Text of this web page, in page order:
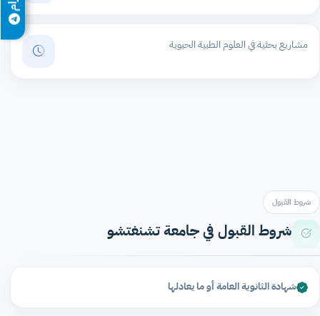
مشاريع بحثية في العلوم الطبية الحيوية
شروط القبول
شروط القبول في جامعة تشنغتشو
شهادة الثانوية العامة أو ما يعادلها